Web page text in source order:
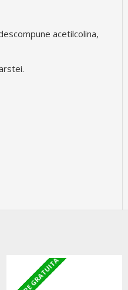
acetilcolina,